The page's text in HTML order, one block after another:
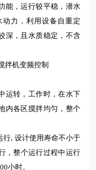
能，运行较平稳，潜水
力，利用设备自重定
深，且水质稳定，不含
运转，工作时，在水下
内各区搅拌均匀，整个
行, 设计使用寿命不小于
，整个运行过程中运行
小时。